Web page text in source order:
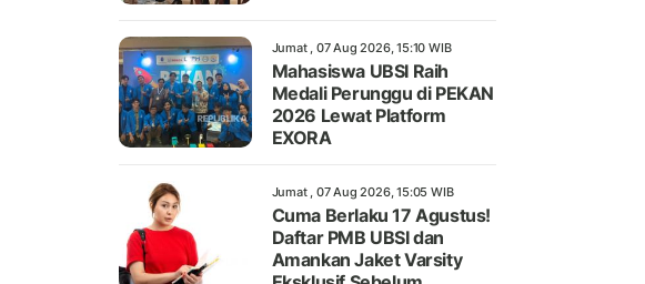
Jumat , 07 Aug 2026, 15:10 WIB
Mahasiswa UBSI Raih
Medali Perunggu di PEKAN
2026 Lewat Platform
EXORA
Jumat , 07 Aug 2026, 15:05 WIB
Cuma Berlaku 17 Agustus!
Daftar PMB UBSI dan
Amankan Jaket Varsity